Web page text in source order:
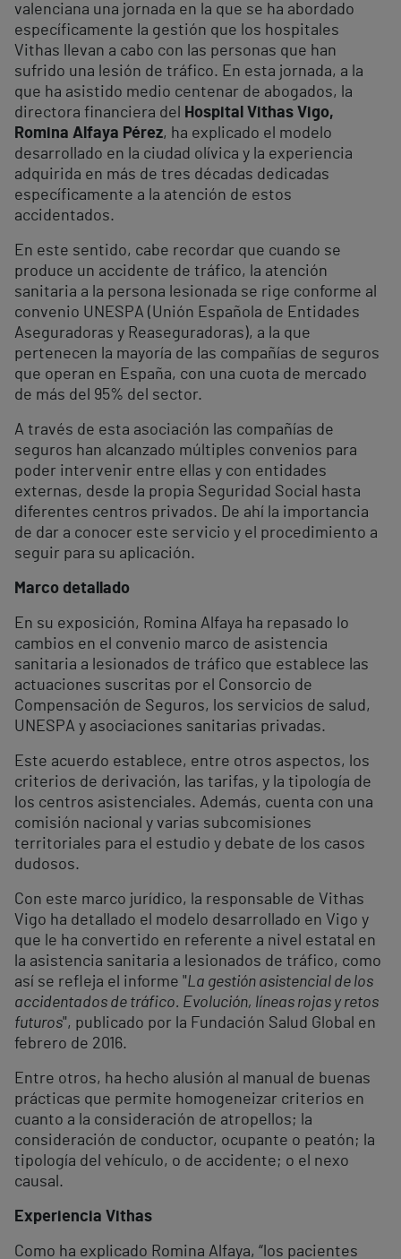
valenciana una jornada en la que se ha abordado
específicamente la gestión que los hospitales
Vithas llevan a cabo con las personas que han
sufrido una lesión de tráfico. En esta jornada, a la
que ha asistido medio centenar de abogados, la
directora financiera del
Hospital Vithas Vigo,
Romina Alfaya Pérez, ha explicado el modelo
desarrollado en la ciudad olívica y la experiencia
adquirida en más de tres décadas dedicadas
específicamente a la atención de estos
accidentados.
En este sentido, cabe recordar que cuando se
produce un accidente de tráfico, la atención
sanitaria a la persona lesionada se rige conforme al
convenio UNESPA (Unión Española de Entidades
Aseguradoras y Reaseguradoras), a la que
pertenecen la mayoría de las compañías de seguros
que operan en España, con una cuota de mercado
de más del 95% del sector.
A través de esta asociación las compañías de
seguros han alcanzado múltiples convenios para
poder intervenir entre ellas y con entidades
externas, desde la propia Seguridad Social hasta
diferentes centros privados. De ahí la importancia
de dar a conocer este servicio y el procedimiento a
seguir para su aplicación.
Marco detallado
En su exposición, Romina Alfaya ha repasado lo
cambios en el convenio marco de asistencia
sanitaria a lesionados de tráfico que establece las
actuaciones suscritas por el Consorcio de
Compensación de Seguros, los servicios de salud,
UNESPA y asociaciones sanitarias privadas.
Este acuerdo establece, entre otros aspectos, los
criterios de derivación, las tarifas, y la tipología de
los centros asistenciales. Además, cuenta con una
comisión nacional y varias subcomisiones
territoriales para el estudio y debate de los casos
dudosos.
Con este marco jurídico, la responsable de Vithas
Vigo ha detallado el modelo desarrollado en Vigo y
que le ha convertido en referente a nivel estatal en
la asistencia sanitaria a lesionados de tráfico, como
así se refleja el informe "La gestión asistencial de los
accidentados de tráfico. Evolución, líneas rojas y retos
futuros", publicado por la Fundación Salud Global en
febrero de 2016.
Entre otros, ha hecho alusión al manual de buenas
prácticas que permite homogeneizar criterios en
cuanto a la consideración de atropellos; la
consideración de conductor, ocupante o peatón; la
tipología del vehículo, o de accidente; o el nexo
causal.
Experiencia Vithas
Como ha explicado Romina Alfaya, “los pacientes